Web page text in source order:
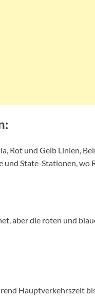
Rot und Gelb Linien,
und State-Stationen, wo
aber die roten und
Hauptverkehrszeit